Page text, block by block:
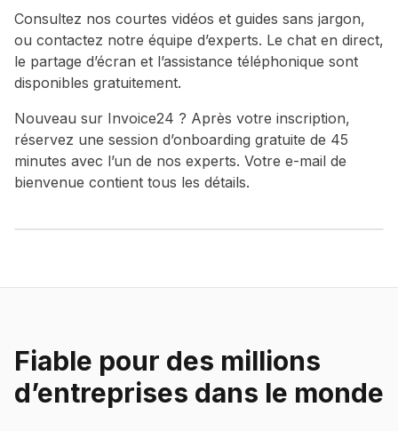
Consultez nos courtes vidéos et guides sans jargon,
ou contactez notre équipe d’experts. Le chat en direct,
le partage d’écran et l’assistance téléphonique sont
disponibles gratuitement.
Nouveau sur Invoice24 ? Après votre inscription,
réservez une session d’onboarding gratuite de 45
minutes avec l’un de nos experts. Votre e-mail de
bienvenue contient tous les détails.
Fiable pour des millions
d’entreprises dans le monde